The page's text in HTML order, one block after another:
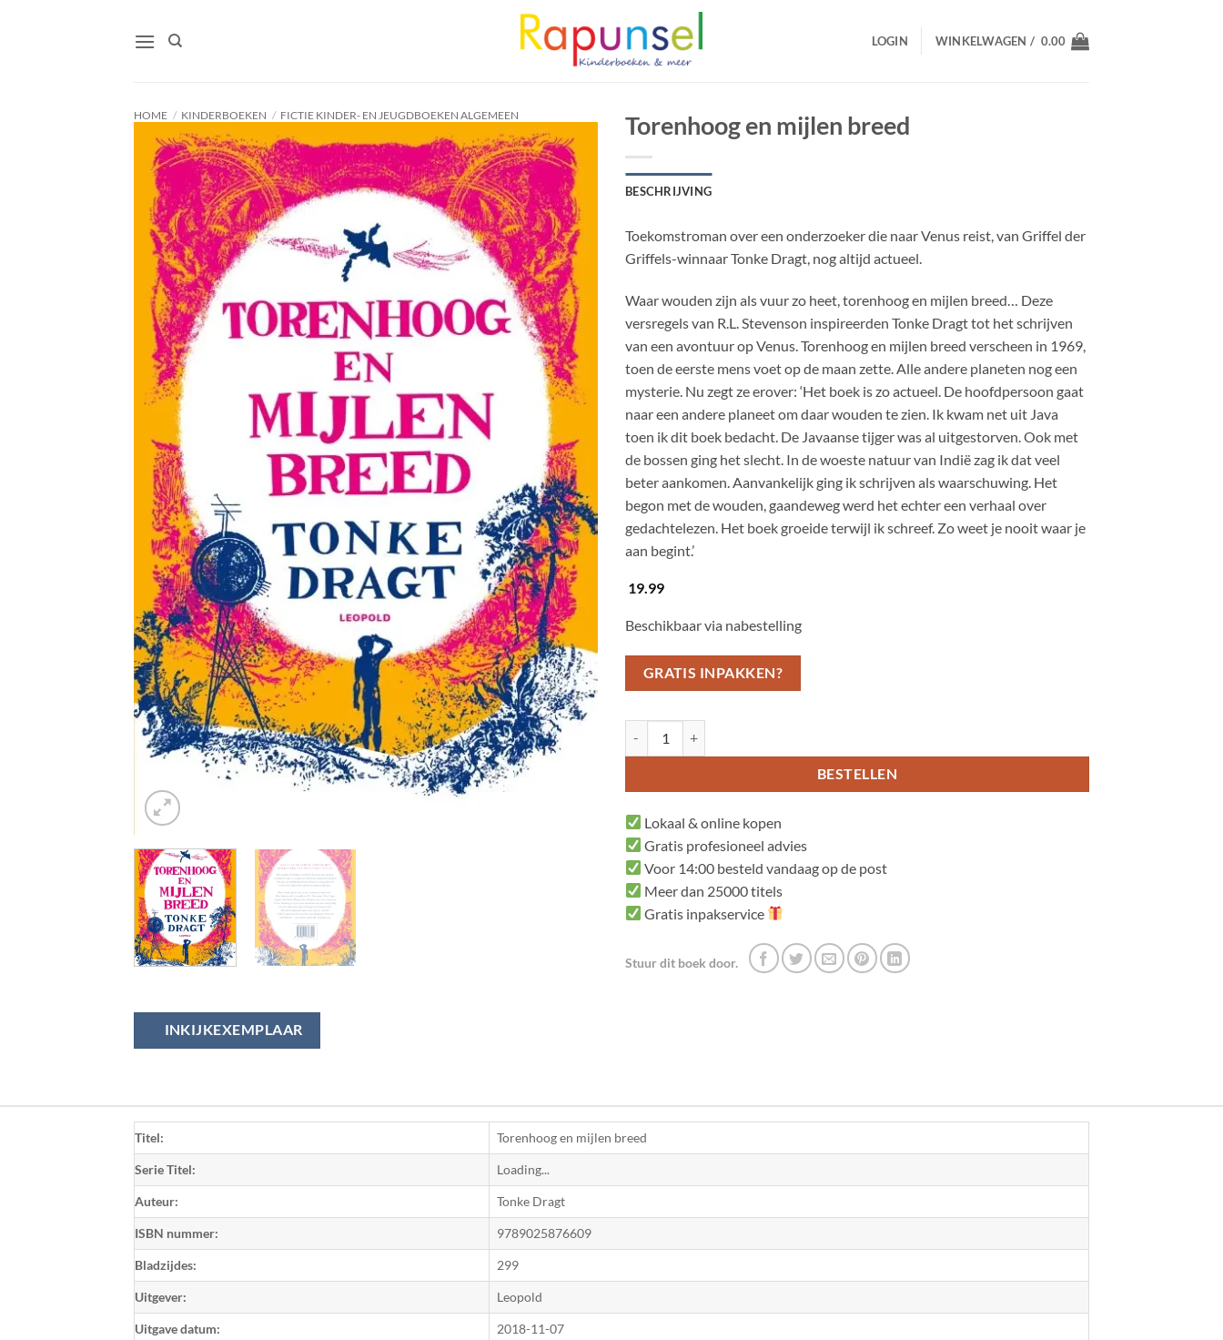
LOGIN WINKELWAGEN / 0.00
HOME / KINDERBOEKEN / FICTIE KINDER- EN JEUGDBOEKEN ALGEMEEN
INKIJKEXEMPLAAR
Torenhoog en mijlen breed
BESCHRIJVING
Toekomstroman over een onderzoeker die naar Venus reist, van Griffel der
Griffels-winnaar Tonke Dragt, nog altijd actueel.
Waar wouden zijn als vuur zo heet, torenhoog en mijlen breed… Deze
versregels van R.L. Stevenson inspireerden Tonke Dragt tot het schrijven
van een avontuur op Venus. Torenhoog en mijlen breed verscheen in 1969,
toen de eerste mens voet op de maan zette. Alle andere planeten nog een
mysterie. Nu zegt ze erover: ‘Het boek is zo actueel. De hoofdpersoon gaat
naar een andere planeet om daar wouden te zien. Ik kwam net uit Java
toen ik dit boek bedacht. De Javaanse tijger was al uitgestorven. Ook met
de bossen ging het slecht. In de woeste natuur van Indië zag ik dat veel
beter aankomen. Aanvankelijk ging ik schrijven als waarschuwing. Het
begon met de wouden, gaandeweg werd het echter een verhaal over
gedachtelezen. Het boek groeide terwijl ik schreef. Zo weet je nooit waar je
aan begint.’
19.99
Beschikbaar via nabestelling
GRATIS INPAKKEN?
BESTELLEN
Lokaal & online kopen
Gratis profesioneel advies
Voor 14:00 besteld vandaag op de post
Meer dan 25000 titels
Gratis inpakservice
Stuur dit boek door.
Titel: Torenhoog en mijlen breed
Serie Titel: Loading...
Auteur: Tonke Dragt
ISBN nummer: 9789025876609
Bladzijdes: 299
Uitgever: Leopold
Uitgave datum: 2018-11-07